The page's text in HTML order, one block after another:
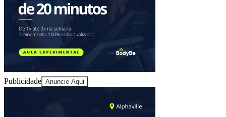
Publicidade Anuncie Aqui